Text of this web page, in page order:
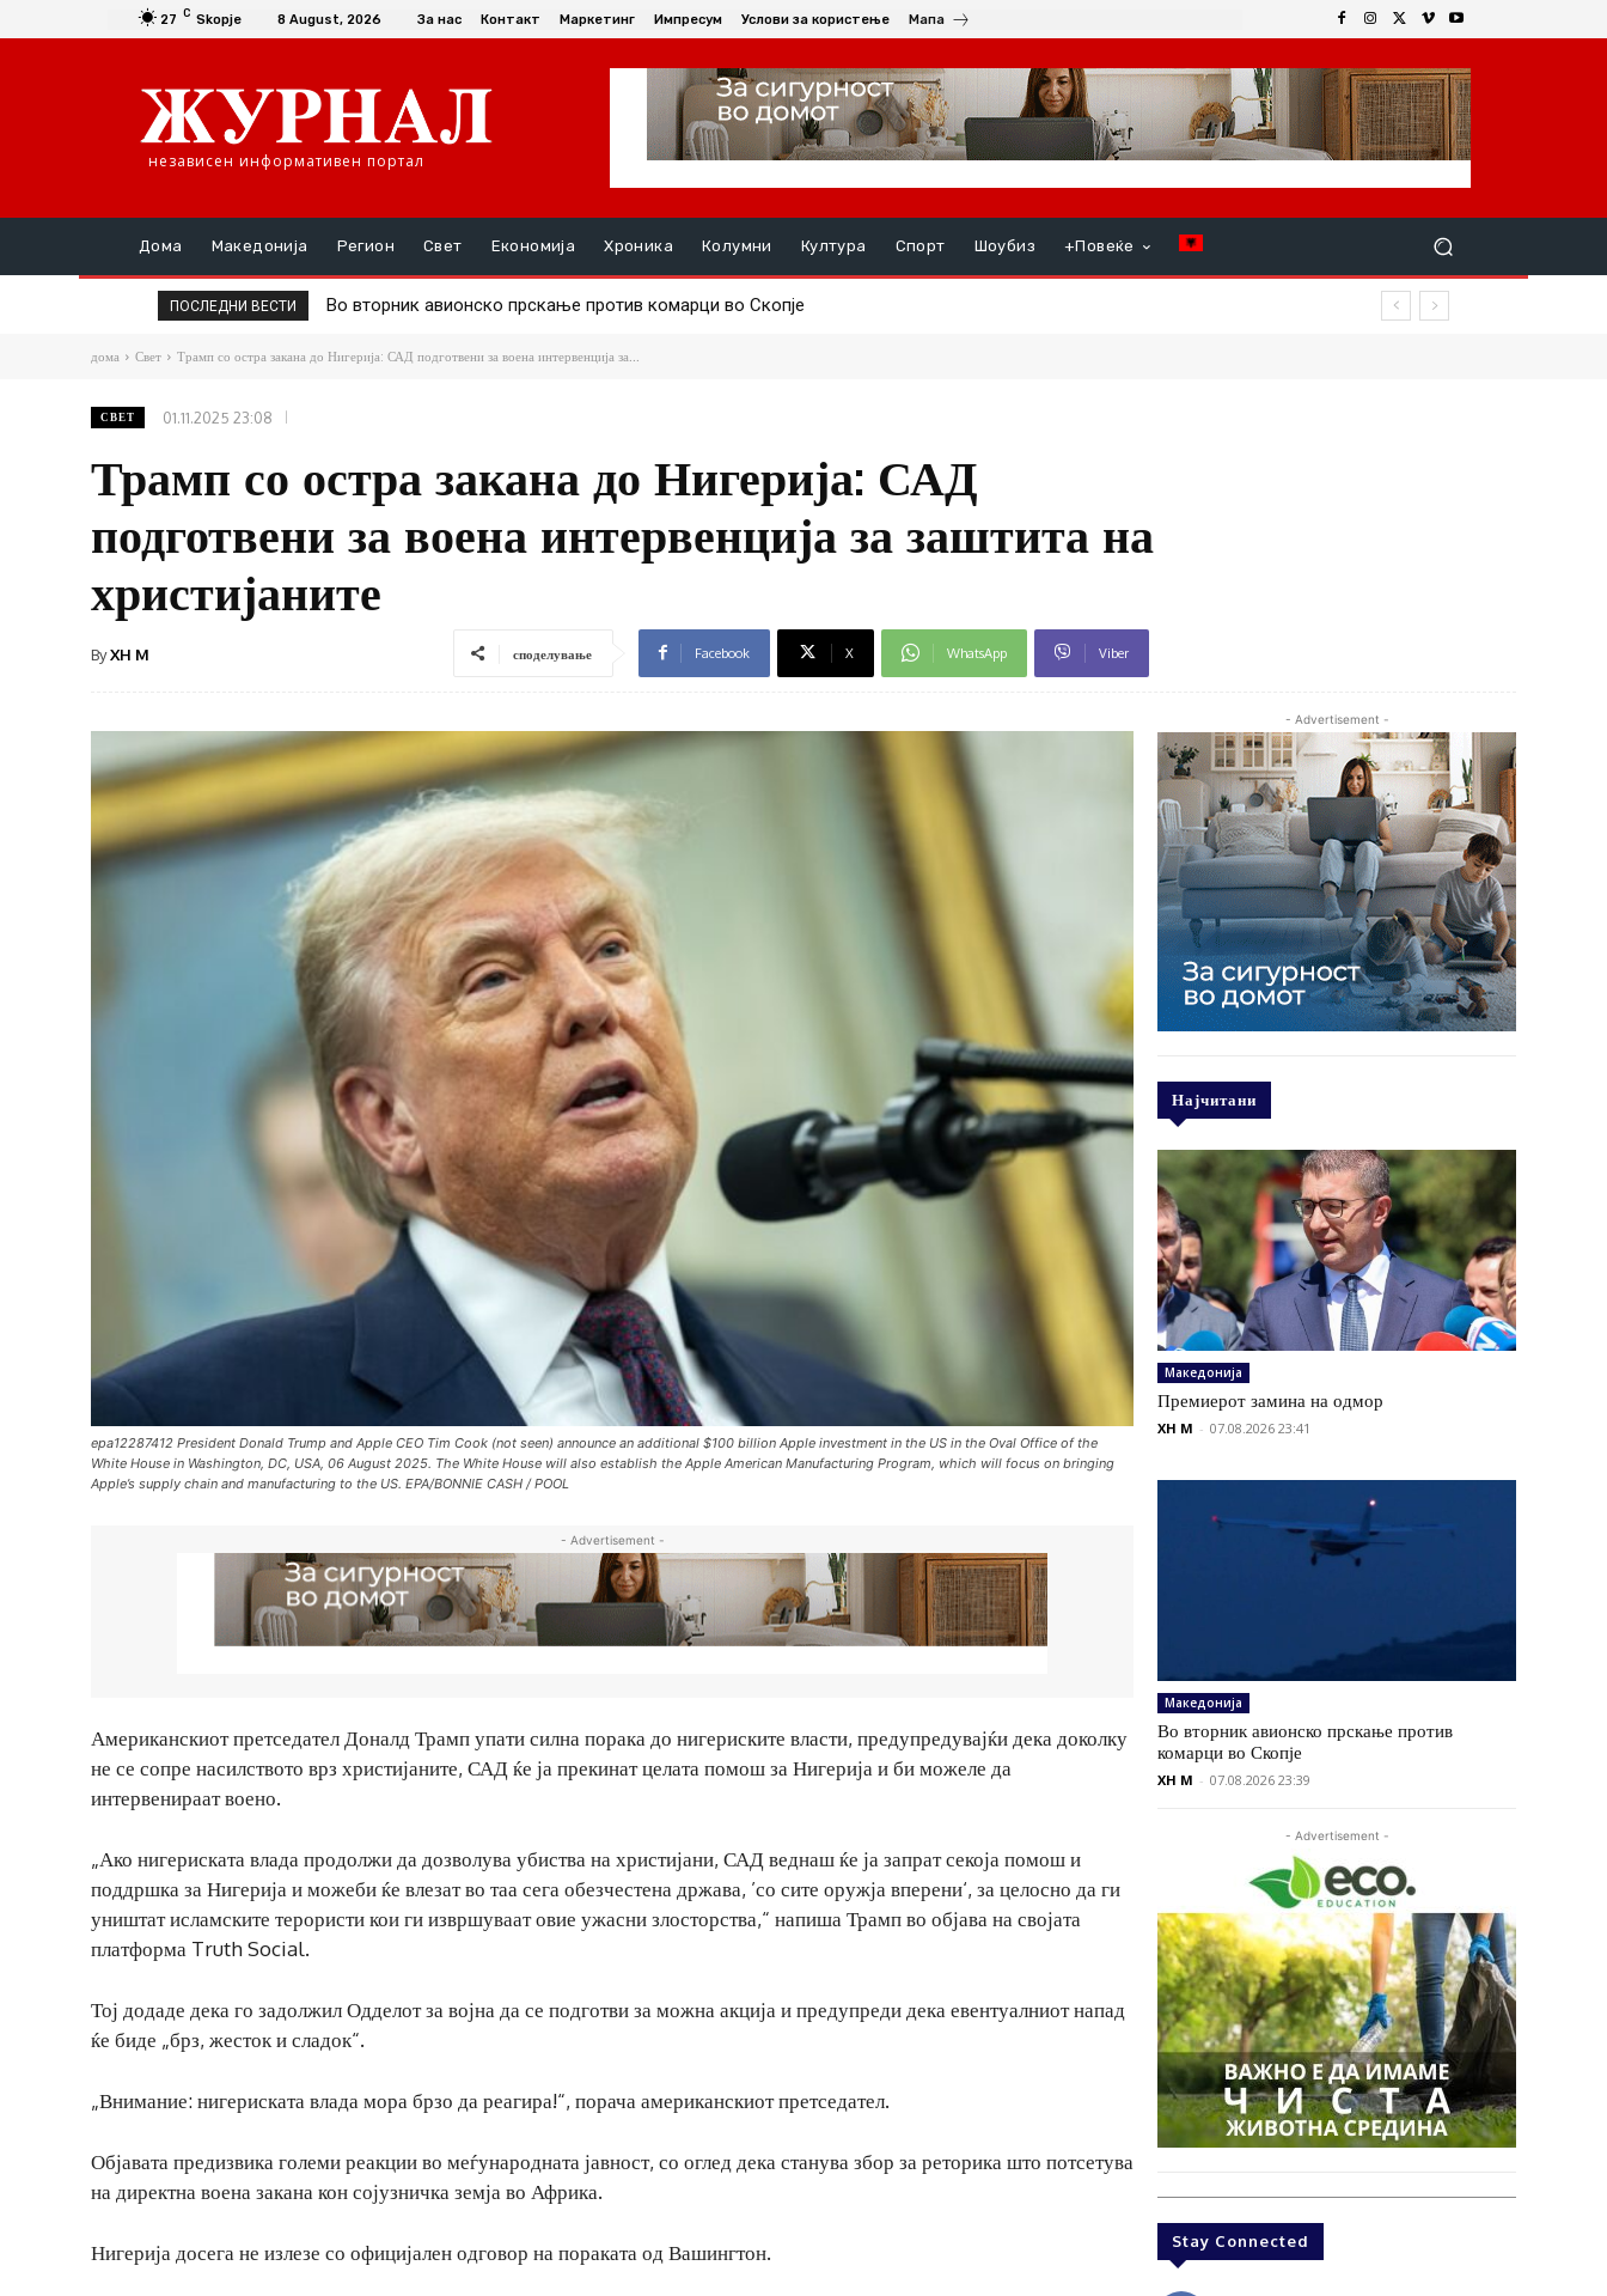
27 C Skopje 8 August, 2026 За нас Контакт Маркетинг Импресум Услови за користење Мапа
независен информативен портал
Дома Македонија Регион Свет Економија Хроника Колумни Култура Спорт Шоубиз +Повеќе
ПОСЛЕДНИ ВЕСТИ Во вторник авионско прскање против комарци во Скопје
Д-р Трајановски: По труењата, на ред се хепатитите ако кризата со водата во Гостивар продолжи
дома Свет Трамп со остра закана до Нигерија: САД подготвени за воена интервенција за...
СВЕТ 01.11.2025 23:08
Трамп со остра закана до Нигерија: САД
подготвени за воена интервенција за заштита на
христијаните
ByXH M споделување Facebook X WhatsApp Viber
epa12287412 President Donald Trump and Apple CEO Tim Cook (not seen) announce an additional $100 billion Apple investment in the US in the Oval Office of the
White House in Washington, DC, USA, 06 August 2025. The White House will also establish the Apple American Manufacturing Program, which will focus on bringing
Apple’s supply chain and manufacturing to the US. EPA/BONNIE CASH / POOL
- Advertisement -
Американскиот претседател Доналд Трамп упати силна порака до нигериските власти, предупредувајќи дека доколку
не се сопре насилството врз христијаните, САД ќе ја прекинат целата помош за Нигерија и би можеле да
интервенираат воено.
„Ако нигериската влада продолжи да дозволува убиства на христијани, САД веднаш ќе ја запрат секоја помош и
поддршка за Нигерија и можеби ќе влезат во таа сега обезчестена држава, ’со сите оружја вперени‘, за целосно да ги
уништат исламските терористи кои ги извршуваат овие ужасни злосторства,“ напиша Трамп во објава на својата
платформа Truth Social.
Тој додаде дека го задолжил Одделот за војна да се подготви за можна акција и предупреди дека евентуалниот напад
ќе биде „брз, жесток и сладок“.
„Внимание: нигериската влада мора брзо да реагира!“, порача американскиот претседател.
Објавата предизвика големи реакции во меѓународната јавност, со оглед дека станува збор за реторика што потсетува
на директна воена закана кон сојузничка земја во Африка.
Нигерија досега не излезе со официјален одговор на пораката од Вашингтон.
- Advertisement -
Најчитани
Македонија
Премиерот замина на одмор
XH M - 07.08.2026 23:41
Македонија
Во вторник авионско прскање против
комарци во Скопје
XH M - 07.08.2026 23:39
- Advertisement -
Stay Connected